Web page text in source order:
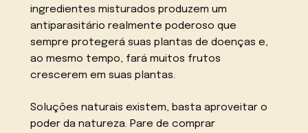
ingredientes misturados produzem um
antiparasitário realmente poderoso que
sempre protegerá suas plantas de doenças e,
ao mesmo tempo, fará muitos frutos
crescerem em suas plantas.
Soluções naturais existem, basta aproveitar o
poder da natureza. Pare de comprar